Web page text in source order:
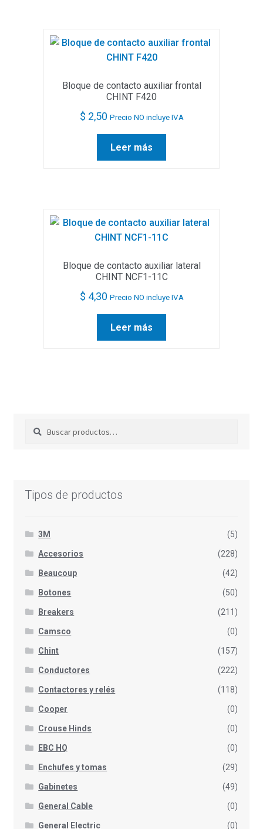
Bloque de contacto auxiliar frontal
CHINT F420
$ 2,50 Precio NO incluye IVA
Leer más
Bloque de contacto auxiliar lateral
CHINT NCF1-11C
$ 4,30 Precio NO incluye IVA
Leer más
Buscar
Tipos de productos
3M (5)
Accesorios (228)
Beaucoup (42)
Botones (50)
Breakers (211)
Camsco (0)
Chint (157)
Conductores (222)
Contactores y relés (118)
Cooper (0)
Crouse Hinds (0)
EBC HQ (0)
Enchufes y tomas (29)
Gabinetes (49)
General Cable (0)
General Electric (0)